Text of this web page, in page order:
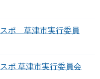
ポ 草津市実行委員
ポ 草津市実行委員会